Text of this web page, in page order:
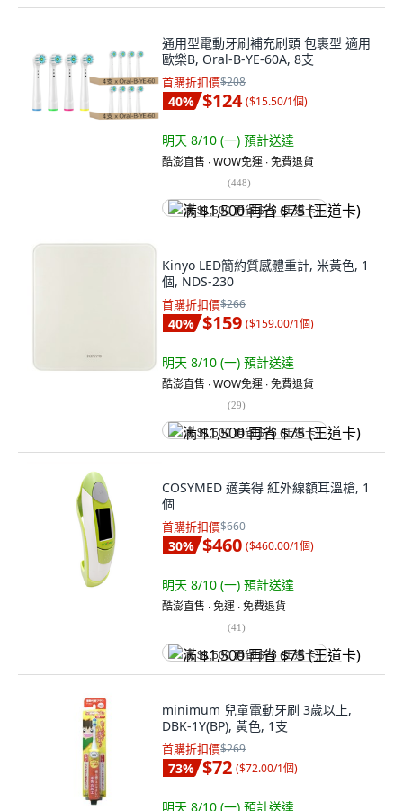
通用型電動牙刷補充刷頭 包裹型 適用
歐樂B, Oral-B-YE-60A, 8支
首購折扣價$208
40% $124 ($15.50/1個)
明天 8/10 (一) 預計送達
酷澎直售 ∙ WOW免運 ∙ 免費退貨
(448)
满 $1,500 再省 $75 (王道卡)
Kinyo LED簡約質感體重計, 米黃色, 1
個, NDS-230
首購折扣價$266
40% $159 ($159.00/1個)
明天 8/10 (一) 預計送達
酷澎直售 ∙ WOW免運 ∙ 免費退貨
(29)
满 $1,500 再省 $75 (王道卡)
COSYMED 適美得 紅外線額耳溫槍, 1
個
首購折扣價$660
30% $460 ($460.00/1個)
明天 8/10 (一) 預計送達
酷澎直售 ∙ 免運 ∙ 免費退貨
(41)
满 $1,500 再省 $75 (王道卡)
minimum 兒童電動牙刷 3歲以上,
DBK-1Y(BP), 黃色, 1支
首購折扣價$269
73% $72 ($72.00/1個)
明天 8/10 (一) 預計送達